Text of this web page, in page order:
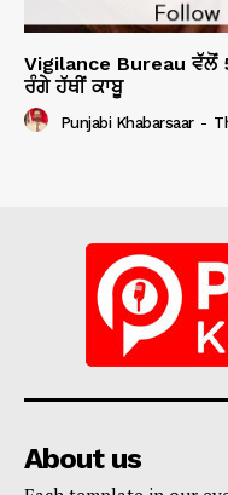
Vigilance Bureau ਵੱਲੋਂ
ਰੰਗੇ ਹੱਥੀਂ ਕਾਬੂ
Punjabi Khabarsaar -
About us